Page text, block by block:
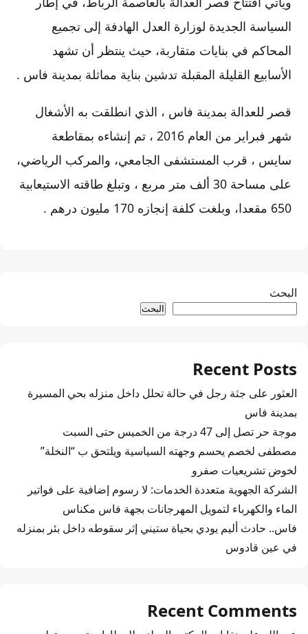
السياسة الجديدة لوزارة العدل الهادفة إلى تجميع
المحاكم في بنايات متقاربة، حيث ينتظر أن تشهد
الأسابيع القليلة المقبلة تدشين بناية مماثلة بمدينة فاس .
قصر للعدالة بمدينة فاس ، الذي انطلقت به الأشغال
شهر فبراير من العام 2016 ، تم إنشاءه بمقاطعة
سايس ، قرب المستشفى الجامعي، والمركب الرياضي،
على مساحة 30 ألف متر مربع ، وتبلغ طاقته الاستيعابية
650 مقعدا، وبلغت كلفة إنجازه 170 مليون درهم .
البحث
البحث
Recent Posts
العثور على جثة رجل في حالة تحلل داخل منزله بحي المسيرة
بمدينة فاس
موجة حر تصل إلى 47 درجة من الخميس حتى السبت
مصطفى لخصم يحسم وجهته السياسية ويلتحق ب “النخلة”
لخوض تشريعيات صفرو
الشركة الجهوية متعددة الخدمات: لا رسوم إضافية على فواتير
الماء والكهرباء لتمويل المهرجانات بجهة فاس مكناس
فاس.. حادث أليم يودي بحياة ستيني إثر سقوطه داخل بئر بمنزله
في عين قادوس
Recent Comments